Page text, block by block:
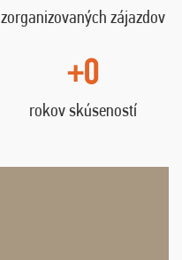
zorganizovaných zájazdov
+0
rokov skúseností